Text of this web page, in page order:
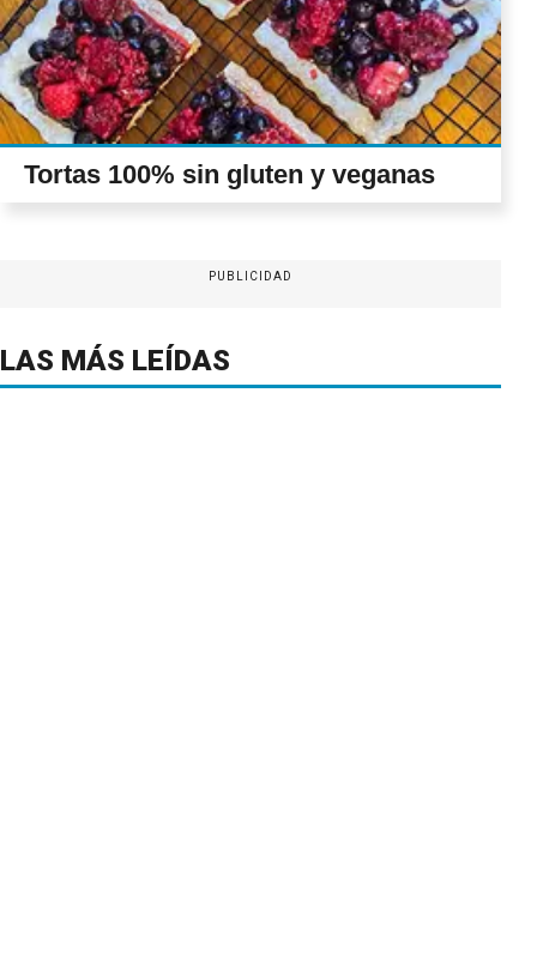
Tortas 100% sin gluten y veganas
PUBLICIDAD
LAS MÁS LEÍDAS